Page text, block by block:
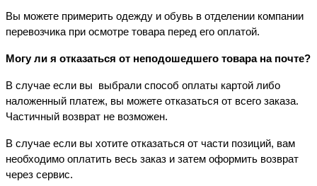
Вы можете примерить одежду и обувь в отделении компании
перевозчика при осмотре товара перед его оплатой.
Могу ли я отказаться от неподошедшего товара на почте?
В случае если вы выбрали способ оплаты картой либо
наложенный платеж, вы можете отказаться от всего заказа.
Частичный возврат не возможен.
В случае если вы хотите отказаться от части позиций, вам
необходимо оплатить весь заказ и затем оформить возврат
через сервис.